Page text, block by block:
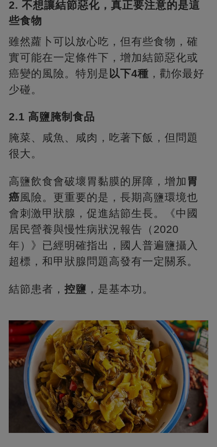
2. 不想讓結節惡化，真正要注意的是這
些食物
雖然蘿卜可以放心吃，但有些食物，確
實可能在一定條件下，增加結節惡化或
癌變的風險。特別是 以下4種 ，勸你最好
少碰。
2.1 高鹽腌制食品
腌菜、咸魚、咸肉，吃著下飯，但問題
很大。
高鹽飲食會破壞胃黏膜的屏障，增加 胃
癌風險。更重要的是，長期高鹽環境也
會刺激甲狀腺，促進結節生長。《中國
居民營養與慢性病狀況報告（2020
年）》已經明確指出，國人普遍鹽攝入
超標，和甲狀腺問題高發有一定關系。
結節患者， 控鹽 ，是基本功。